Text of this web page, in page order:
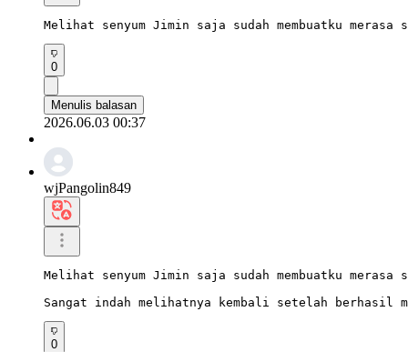
Melihat senyum Jimin saja sudah membuatku
0
Menulis balasan
2026.06.03 00:37
wjPangolin849
Melihat senyum Jimin saja sudah membuatku merasa
Sangat indah melihatnya kembali setelah berhasil
0